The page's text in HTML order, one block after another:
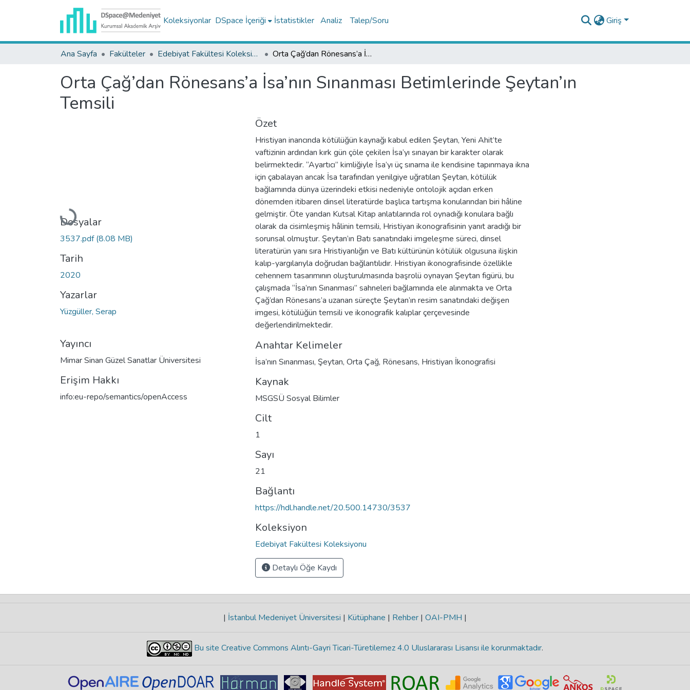
Koleksiyonlar DSpace İçeriği İstatistikler Analiz Talep/Soru Giriş
Ana Sayfa Fakülteler Edebiyat Fakültesi Koleksiyonu Orta Çağ’dan Rönesans’a İsa’nın Sınanması Betimlerinde Şeytan’ın Temsili
Orta Çağ’dan Rönesans’a İsa’nın Sınanması Betimlerinde Şeytan’ın
Temsili
Yükleniyor...
Dosyalar
3537.pdf(8.08 MB)
Tarih
2020
Yazarlar
Yüzgüller, Serap
Yayıncı
Mimar Sinan Güzel Sanatlar Üniversitesi
Erişim Hakkı
info:eu-repo/semantics/openAccess
Özet
Hristiyan inancında kötülüğün kaynağı kabul edilen Şeytan, Yeni Ahit’te
vaftizinin ardından kırk gün çöle çekilen İsa’yı sınayan bir karakter olarak
belirmektedir. “Ayartıcı” kimliğiyle İsa’yı üç sınama ile kendisine tapınmaya ikna
için çabalayan ancak İsa tarafından yenilgiye uğratılan Şeytan, kötülük
bağlamında dünya üzerindeki etkisi nedeniyle ontolojik açıdan erken
dönemden itibaren dinsel literatürde başlıca tartışma konularından biri hâline
gelmiştir. Öte yandan Kutsal Kitap anlatılarında rol oynadığı konulara bağlı
olarak da cisimleşmiş hâlinin temsili, Hristiyan ikonografisinin yanıt aradığı bir
sorunsal olmuştur. Şeytan’ın Batı sanatındaki imgeleşme süreci, dinsel
literatürün yanı sıra Hristiyanlığın ve Batı kültürünün kötülük olgusuna ilişkin
kalıp-yargılarıyla doğrudan bağlantılıdır. Hristiyan ikonografisinde özellikle
cehennem tasarımının oluşturulmasında başrolü oynayan Şeytan figürü, bu
çalışmada “İsa’nın Sınanması” sahneleri bağlamında ele alınmakta ve Orta
Çağ’dan Rönesans’a uzanan süreçte Şeytan’ın resim sanatındaki değişen
imgesi, kötülüğün temsili ve ikonografik kalıplar çerçevesinde
değerlendirilmektedir.
Anahtar Kelimeler
İsa’nın Sınanması, Şeytan, Orta Çağ, Rönesans, Hristiyan İkonografisi
Kaynak
MSGSÜ Sosyal Bilimler
Cilt
1
Sayı
21
Bağlantı
https://hdl.handle.net/20.500.14730/3537
Koleksiyon
Edebiyat Fakültesi Koleksiyonu
Detaylı Öğe Kaydı
| İstanbul Medeniyet Üniversitesi | Kütüphane | Rehber | OAI-PMH |
Bu site Creative Commons Alıntı-Gayri Ticari-Türetilemez 4.0 Uluslararası Lisansı ile korunmaktadır.